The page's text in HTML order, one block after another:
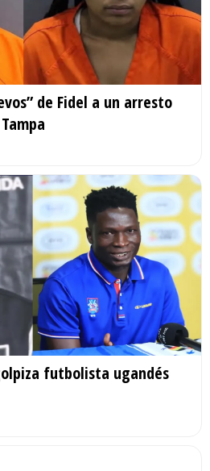
de Fidel a un arresto
futbolista ugandés